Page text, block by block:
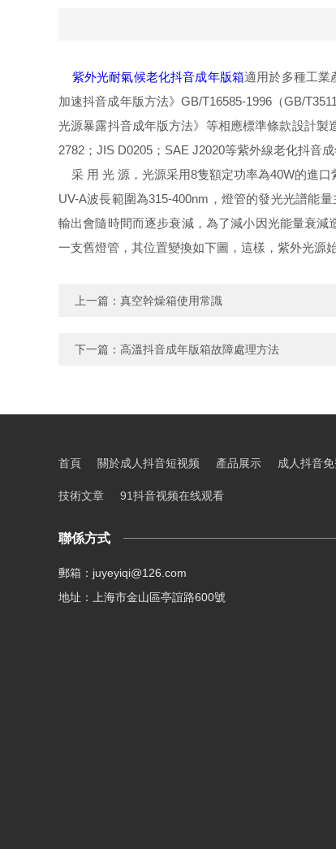
紫外光耐氣候老化抖音成年版箱適用於多種工業
加速抖音成年版方法》GB/T16585-1996（GB/
光源暴露抖音成年版方法》等相應標準條款設計製
2782；JIS D0205；SAE J2020等紫外線老化抖音成
采 用 光 源，光源采用8隻額定功率為40W的進口
UV-A波長範圍為315-400nm，燈管的發光光譜能
輸出會隨時間而逐步衰減，為了減小因光能量衰
一支舊燈管，其位置變換如下圖，這樣，紫外光源
上一篇： 真空幹燥箱使用常識
下一篇： 高溫抖音成年版箱故障處理方法
首頁 關於成人抖音短视频 產品展示 成人抖音
技術文章 91抖音视频在线观看
聯係方式
郵箱：juyeyiqi@126.com
地址：上海市金山區亭誼路600號